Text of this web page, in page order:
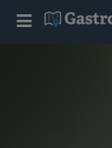
T